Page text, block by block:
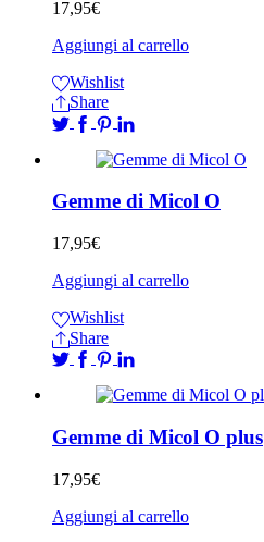
17,95€
Aggiungi al carrello
Wishlist
Share
Gemme di Micol O
17,95€
Aggiungi al carrello
Wishlist
Share
Gemme di Micol O plus
17,95€
Aggiungi al carrello